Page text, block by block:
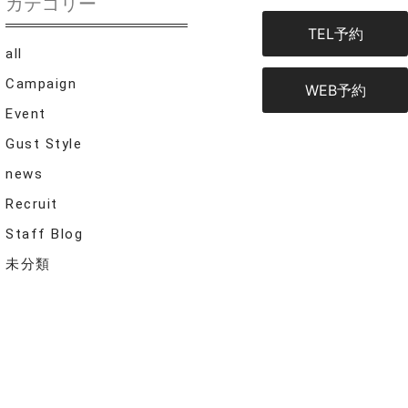
TEL予約
WEB予約
all
Campaign
Event
Gust Style
news
Recruit
Staff Blog
未分類